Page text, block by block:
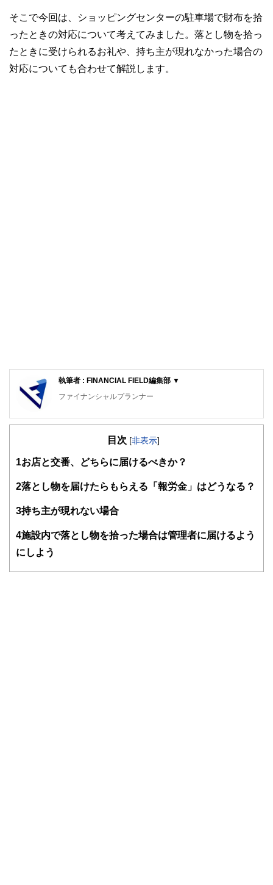
そこで今回は、ショッピングセンターの駐車場で財布を拾
ったときの対応について考えてみました。落とし物を拾っ
たときに受けられるお礼や、持ち主が現れなかった場合の
対応についても合わせて解説します。
執筆者 : FINANCIAL FIELD編集部 ▼
ファイナンシャルプランナー
FinancialField編集部は、金融、経済に関する記事を、日々
知識がない方でも理解できるようわかりやすく発信していま
得者を中心に「お金や暮らし」に関する書籍・雑誌の編集経
験者で構成され、企画立案から記事掲載まですべての工程に
護士、税理士、宅地建物取引士、相続診断士、住宅ローンア
目次 [非表示]
1 お店と交番、どちらに届けるべきか？
2落とし物を届けたらもらえる「報労金」はどうなる？
3持ち主が現れない場合
4施設内で落とし物を拾った場合は管理者に届けるよう
にしよう